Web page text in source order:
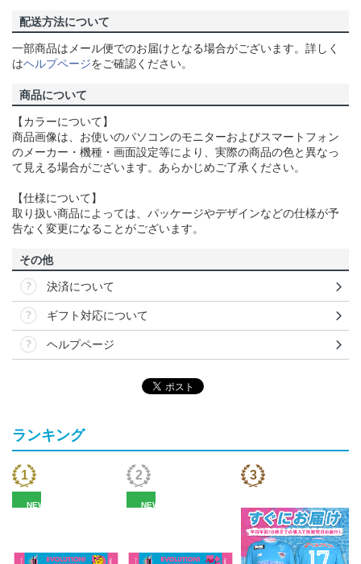
配送方法について
一部商品はメール便でのお届けとなる場合がございます。詳しく
はヘルプページをご確認ください。
商品について
【カラーについて】
商品画像は、お使いのパソコンのモニターおよびスマートフォン
のメーカー・機種・画面設定等により、実際の商品の色と異なっ
て見える場合がございます。あらかじめご了承ください。
【仕様について】
取り扱い商品によっては、パッケージやデザインなどの仕様が予
告なく変更になることがございます。
その他
決済について
ギフト対応について
ヘルプページ
ランキング
NEW NEW